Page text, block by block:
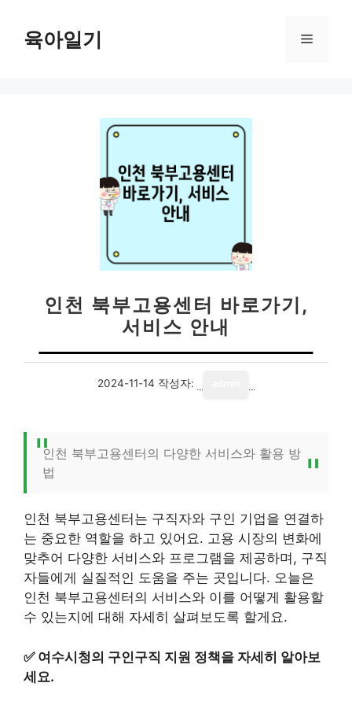
육아일기 메
인천 북부고용센터 바로가기,
서비스 안내
2024-11-14 작성자:
인천 북부고용센터의 다양한 서비스와 활용 방
법
인천 북부고용센터는 구직자와 구인 기업을 연결하
는 중요한 역할을 하고 있어요. 고용 시장의 변화에
맞추어 다양한 서비스와 프로그램을 제공하며, 구직
자들에게 실질적인 도움을 주는 곳입니다. 오늘은
인천 북부고용센터의 서비스와 이를 어떻게 활용할
수 있는지에 대해 자세히 살펴보도록 할게요.
✅ 여수시청의 구인구직 지원 정책을 자세히 알아보
세요.